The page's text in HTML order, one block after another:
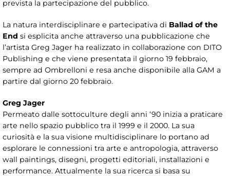
prevista la partecipazione del pubblico.
La natura interdisciplinare e partecipativa di Ballad of the
End si esplicita anche attraverso una pubblicazione che
l’artista Greg Jager ha realizzato in collaborazione con DITO
Publishing e che viene presentata il giorno 19 febbraio,
sempre ad Ombrelloni e resa anche disponibile alla GAM a
partire dal giorno 20 febbraio.
Greg Jager
Permeato dalle sottoculture degli anni ‘90 inizia a praticare
arte nello spazio pubblico tra il 1999 e il 2000. La sua
curiosità e la sua visione multidisciplinare lo portano ad
esplorare le connessioni tra arte e antropologia, attraverso
wall paintings, disegni, progetti editoriali, installazioni e
performance. Attualmente la sua ricerca si basa su